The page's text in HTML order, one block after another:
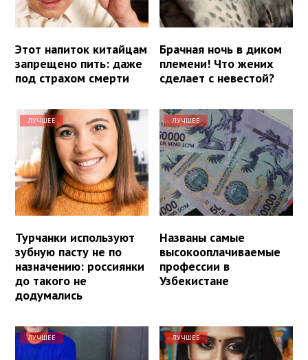
Этот напиток китайцам
запрещено пить: даже
под страхом смерти
Брачная ночь в диком
племени! Что жених
сделает с невестой?
ЛУЧШЕЕ
Турчанки используют
зубную пасту не по
назначению: россиянки
до такого не
додумались
ЛУЧШЕЕ
Названы самые
высокооплачиваемые
профессии в
Узбекистане
ЛУЧШЕЕ ЛУЧШЕЕ